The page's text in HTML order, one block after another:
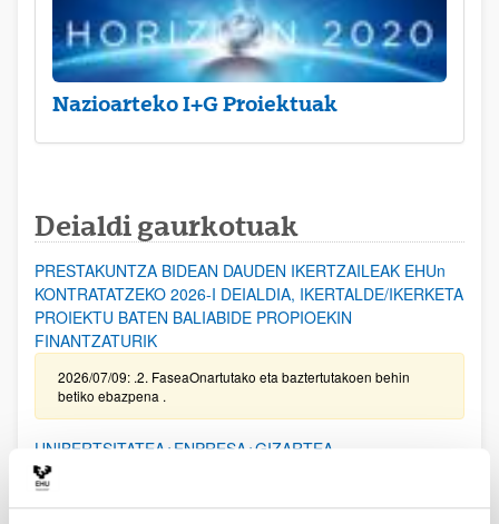
Nazioarteko I+G Proiektuak
Deialdi gaurkotuak
PRESTAKUNTZA BIDEAN DAUDEN IKERTZAILEAK EHUn
KONTRATATZEKO 2026-I DEIALDIA, IKERTALDE/IKERKETA
PROIEKTU BATEN BALIABIDE PROPIOEKIN
FINANTZATURIK
2026/07/09: .2. FaseaOnartutako eta baztertutakoen behin
betiko ebazpena .
UNIBERTSITATEA+ENPRESA+GIZARTEA
HARREMANAREN INPAKTUA EX POST EBALUATZEKO
PROIEKTUEN DEIALDIA